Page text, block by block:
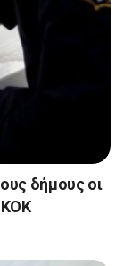
δήμους οι
ΚΟΚ